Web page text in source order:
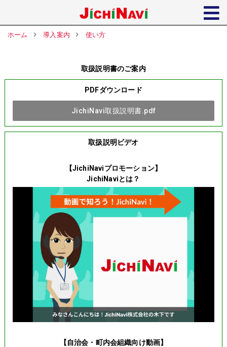
ホーム 導入案内 使い方
取扱説明書のご案内
PDFダウンロード
JichiNavi取扱説明書.pdf
取扱説明ビデオ
【JichiNaviプロモーション】
JichiNaviとは？
【自治会・町内会組織向け動画】